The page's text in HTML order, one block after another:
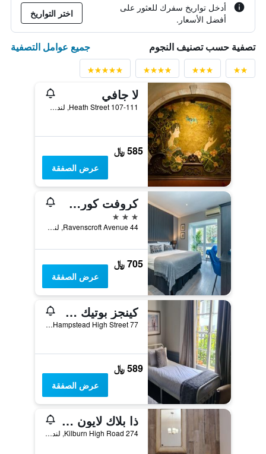
أدخل تواريخ سفرك للعثور على
أفضل الأسعار.
اختر التواريخ
تصفية حسب تصنيف النجوم جميع عوامل التصفية
لا جافي
107-111 Heath Street, لندن, المملكة المتحدة
585 ﷼
عرض الصفقة
كروفت كورت هوتل
3 نجوم
44 Ravenscroft Avenue, لندن, المملكة المتحدة
705 ﷼
عرض الصفقة
كينجز بوتيك هوتل
77 Hampstead High Street, لندن, المملكة المتحدة
589 ﷼
عرض الصفقة
ذا بلاك لايون بوب آند بوتيك جيست هاوس
274 Kilburn High Road, لندن, المملكة المتحدة